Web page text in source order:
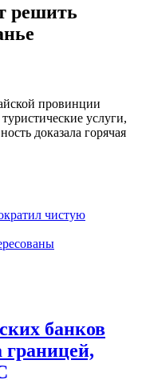
решить
провинции
услуги,
доказала горячая
чистую
банков
границей,